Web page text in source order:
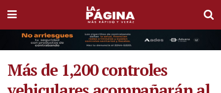
Más de 1,200 controles